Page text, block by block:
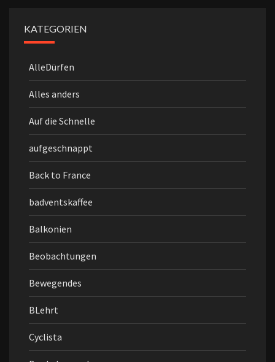
KATEGORIEN
AlleDürfen
Alles anders
Auf die Schnelle
aufgeschnappt
Back to France
badventskaffee
Balkonien
Beobachtungen
Bewegendes
BLehrt
Cyclista